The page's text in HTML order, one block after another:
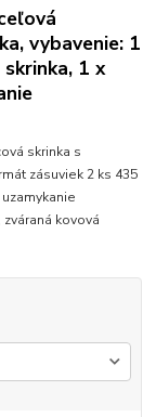
vybavenie: 1
1 x
skrinka s
zásuviek 2 ks 435
kovová